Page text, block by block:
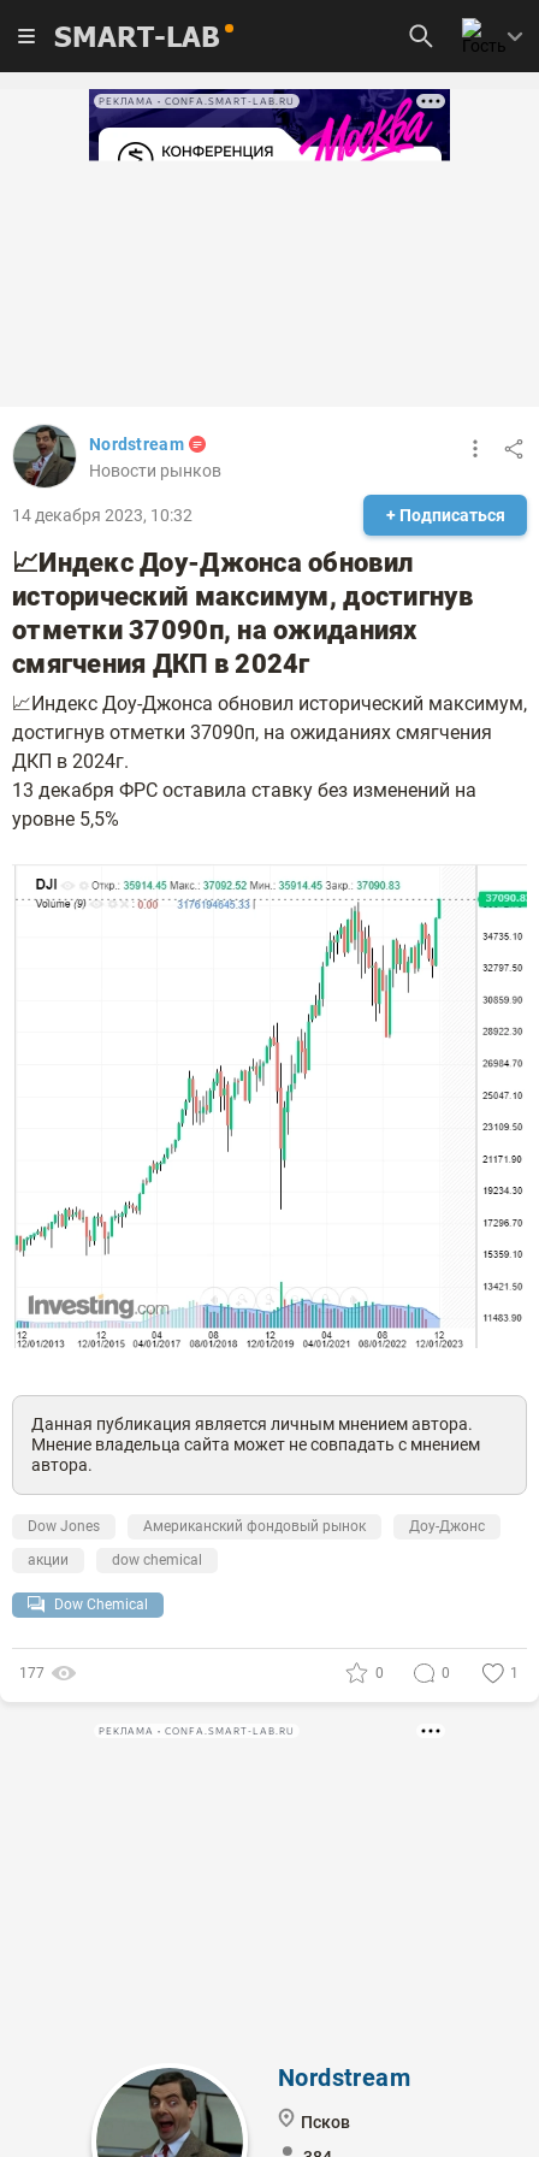
SMART-LAB
РЕКЛАМА • CONFA.SMART-LAB.RU
Nordstream
Новости рынков
14 декабря 2023, 10:32 + Подписаться
📈Индекс Доу-Джонса обновил
исторический максимум, достигнув
отметки 37090п, на ожиданиях
смягчения ДКП в 2024г
📈Индекс Доу-Джонса обновил исторический максимум,
достигнув отметки 37090п, на ожиданиях смягчения
ДКП в 2024г.
13 декабря ФРС оставила ставку без изменений на
уровне 5,5%
Данная публикация является личным мнением автора.
Мнение владельца сайта может не совпадать с мнением
автора.
Dow Jones Американский фондовый рынок
Доу-Джонс
акции
dow chemical
Dow Chemical
177 0 0 1
РЕКЛАМА • CONFA.SMART-LAB.RU
Nordstream
Псков